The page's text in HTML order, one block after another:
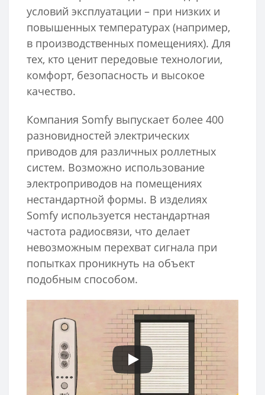
условий эксплуатации – при низких и
повышенных температурах (например,
в производственных помещениях). Для
тех, кто ценит передовые технологии,
комфорт, безопасность и высокое
качество.
Компания Somfy выпускает более 400
разновидностей электрических
приводов для различных роллетных
систем. Возможно использование
электроприводов на помещениях
нестандартной формы. В изделиях
Somfy используется нестандартная
частота радиосвязи, что делает
невозможным перехват сигнала при
попытках проникнуть на объект
подобным способом.